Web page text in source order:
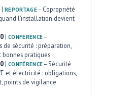
| REPORTAGE– Copropriété
quand l’installation devient
| CONFÉRENCE –
de sécurité : préparation,
bonnes pratiques
| CONFÉRENCE –Sécurité
et électricité : obligations,
points de vigilance